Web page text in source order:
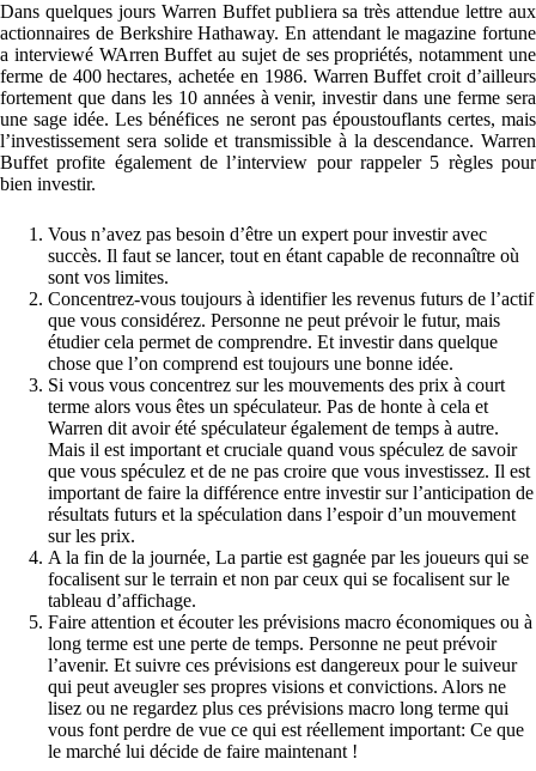
Dans quelques jours Warren Buffet publiera sa très attendue lettre aux
actionnaires de Berkshire Hathaway. En attendant le magazine fortune
a interviewé WArren Buffet au sujet de ses propriétés, notamment une
ferme de 400 hectares, achetée en 1986. Warren Buffet croit d’ailleurs
fortement que dans les 10 années à venir, investir dans une ferme sera
une sage idée. Les bénéfices ne seront pas époustouflants certes, mais
l’investissement sera solide et transmissible à la descendance. Warren
Buffet profite également de l’interview pour rappeler 5 règles pour
bien investir.
Vous n’avez pas besoin d’être un expert pour investir avec
succès. Il faut se lancer, tout en étant capable de reconnaître où
sont vos limites.
Concentrez-vous toujours à identifier les revenus futurs de l’actif
que vous considérez. Personne ne peut prévoir le futur, mais
étudier cela permet de comprendre. Et investir dans quelque
chose que l’on comprend est toujours une bonne idée.
Si vous vous concentrez sur les mouvements des prix à court
terme alors vous êtes un spéculateur. Pas de honte à cela et
Warren dit avoir été spéculateur également de temps à autre.
Mais il est important et cruciale quand vous spéculez de savoir
que vous spéculez et de ne pas croire que vous investissez. Il est
important de faire la différence entre investir sur l’anticipation de
résultats futurs et la spéculation dans l’espoir d’un mouvement
sur les prix.
A la fin de la journée, La partie est gagnée par les joueurs qui se
focalisent sur le terrain et non par ceux qui se focalisent sur le
tableau d’affichage.
Faire attention et écouter les prévisions macro économiques ou à
long terme est une perte de temps. Personne ne peut prévoir
l’avenir. Et suivre ces prévisions est dangereux pour le suiveur
qui peut aveugler ses propres visions et convictions. Alors ne
lisez ou ne regardez plus ces prévisions macro long terme qui
vous font perdre de vue ce qui est réellement important: Ce que
le marché lui décide de faire maintenant !